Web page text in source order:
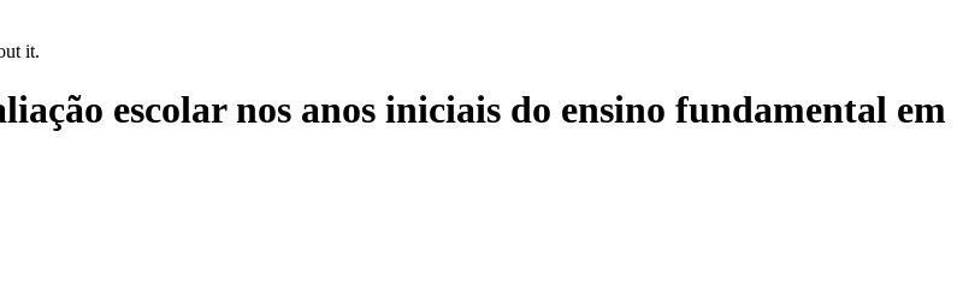
it.
escolar nos anos iniciais do ensino fundamental em